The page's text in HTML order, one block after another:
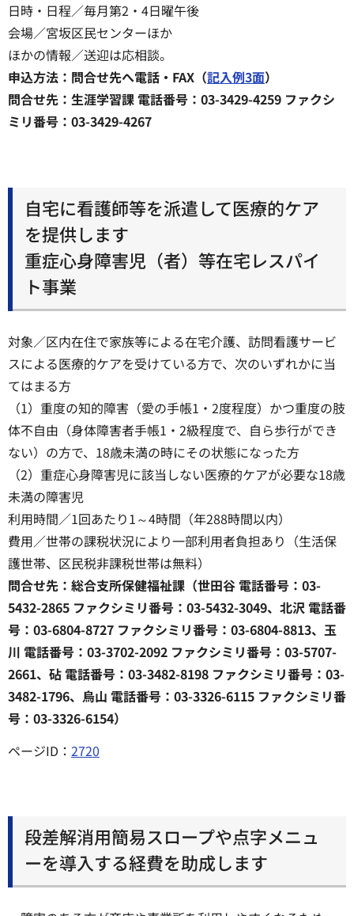
日時・日程／毎月第2・4日曜午後
会場／宮坂区民センターほか
ほかの情報／送迎は応相談。
申込方法：問合せ先へ電話・FAX（記入例3面）
問合せ先：生涯学習課 電話番号：03-3429-4259 ファクシ
ミリ番号：03-3429-4267
自宅に看護師等を派遣して医療的ケア
を提供します
重症心身障害児（者）等在宅レスパイ
ト事業
対象／区内在住で家族等による在宅介護、訪問看護サービ
スによる医療的ケアを受けている方で、次のいずれかに当
てはまる方
（1）重度の知的障害（愛の手帳1・2度程度）かつ重度の肢
体不自由（身体障害者手帳1・2級程度で、自ら歩行ができ
ない）の方で、18歳未満の時にその状態になった方
（2）重症心身障害児に該当しない医療的ケアが必要な18歳
未満の障害児
利用時間／1回あたり1～4時間（年288時間以内）
費用／世帯の課税状況により一部利用者負担あり（生活保
護世帯、区民税非課税世帯は無料）
問合せ先：総合支所保健福祉課（世田谷 電話番号：03-
5432-2865 ファクシミリ番号：03-5432-3049、北沢 電話番
号：03-6804-8727 ファクシミリ番号：03-6804-8813、玉
川 電話番号：03-3702-2092 ファクシミリ番号：03-5707-
2661、砧 電話番号：03-3482-8198 ファクシミリ番号：03-
3482-1796、烏山 電話番号：03-3326-6115 ファクシミリ番
号：03-3326-6154）
ページID： 2720
段差解消用簡易スロープや点字メニュ
ーを導入する経費を助成します